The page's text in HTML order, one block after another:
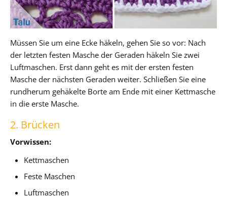
Müssen Sie um eine Ecke häkeln, gehen Sie so vor: Nach
der letzten festen Masche der Geraden häkeln Sie zwei
Luftmaschen. Erst dann geht es mit der ersten festen
Masche der nächsten Geraden weiter. Schließen Sie eine
rundherum gehäkelte Borte am Ende mit einer Kettmasche
in die erste Masche.
2. Brücken
Vorwissen:
Kettmaschen
Feste Maschen
Luftmaschen